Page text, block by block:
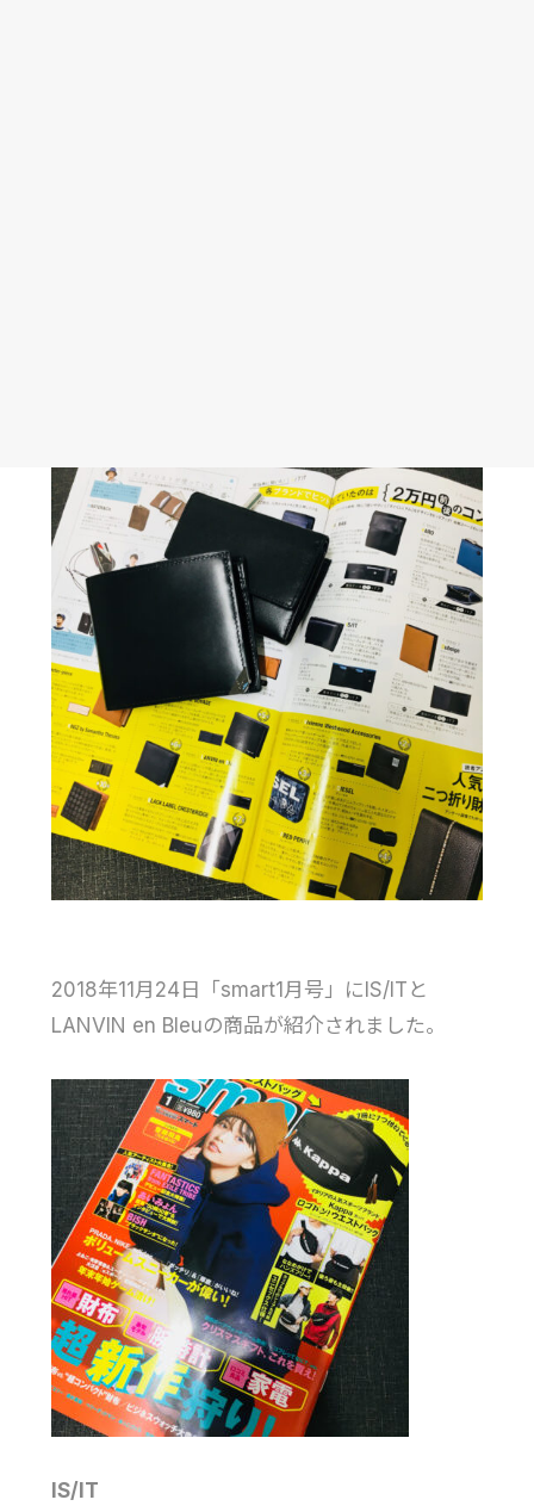
2018年11月24日「smart1月号」にIS/ITと
LANVIN en Bleuの商品が紹介されました。
IS/IT